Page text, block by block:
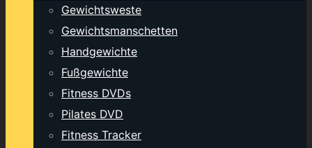
Gewichtsweste
Gewichtsmanschetten
Handgewichte
Fußgewichte
Fitness DVDs
Pilates DVD
Fitness Tracker